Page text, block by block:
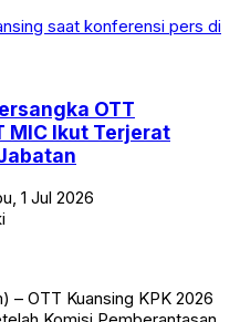
OTT
MIC Ikut Terjerat
1 Jul 2026
– OTT Kuansing KPK 2026